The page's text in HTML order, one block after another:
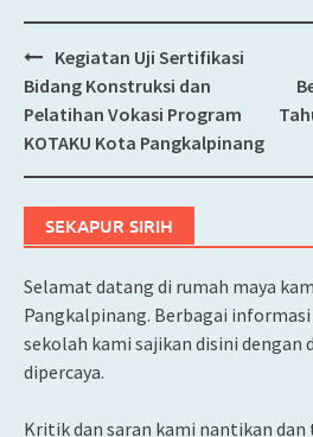
Post
navigation
Kegiatan Uji Sertifikasi
Bidang Konstruksi dan
Pelatihan Vokasi Program
KOTAKU Kota Pangkalpinang
SEKAPUR SIRIH
Selamat datang di rumah maya
Pangkalpinang. Berbagai
sekolah kami sajikan disini dengan
dipercaya.
Kritik dan saran kami nantikan